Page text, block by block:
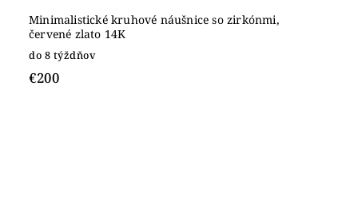
Minimalistické kruhové náušnice so zirkónmi,
červené zlato 14K
do 8 týždňov
€200